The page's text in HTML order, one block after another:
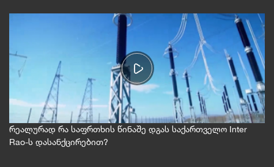
რეალურად რა საფრთხის წინაშე დგას საქართველო Inter
Rao-ს დასანქცირებით?